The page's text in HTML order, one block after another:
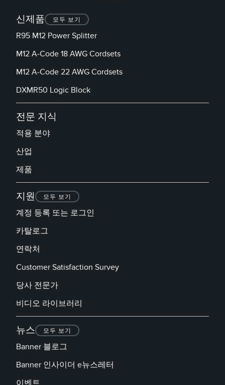
신제품 모두 보기
R95 M12 Power Splitter
M12 A-Code 18 AWG Cordsets
M12 A-Code 22 AWG Cordsets
DXMR50 Logic Block
전문 지식
적용 분야
산업
제품
지원 모두 보기
계정 등록 또는 로그인
카탈로그
연락처
Customer Satisfaction Survey
당사 전문가
비디오 라이브러리
뉴스 모두 보기
Banner 블로그
Banner 인사이더 e뉴스레터
이벤트